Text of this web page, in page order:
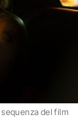
del film